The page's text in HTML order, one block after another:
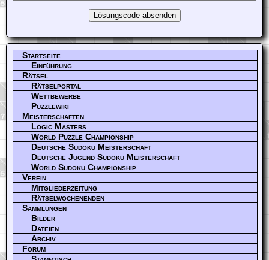
Startseite
Einführung
Rätsel
Rätselportal
Wettbewerbe
Puzzlewiki
Meisterschaften
Logic Masters
World Puzzle Championship
Deutsche Sudoku Meisterschaft
Deutsche Jugend Sudoku Meisterschaft
World Sudoku Championship
Verein
Mitgliederzeitung
Rätselwochenenden
Sammlungen
Bilder
Dateien
Archiv
Forum